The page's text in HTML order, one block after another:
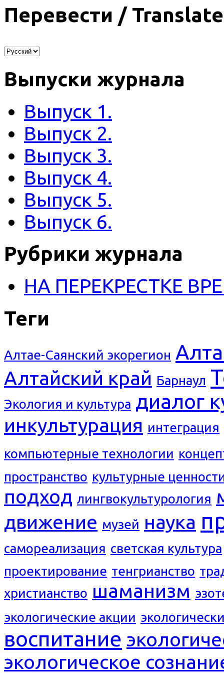
Перевести /
Выпуски журнала
Выпуск 1.
Выпуск 2.
Выпуск 3.
Выпуск 4.
Выпуск 5.
Выпуск 6.
Рубрики журнала
НА ПЕРЕКРЕСТКЕ
Теги
Алтае-Саянский экорегион
Алтайский край Барнаул
Экология и культура диалог
инкультурация интеграция
компьютерные технологии
пространство культурные
подход лингвокультурология
движение музей наука
самореализация светская культура
проектирование тенгрианство
христианство шаманизм
экологические акции
воспитание
экологическое